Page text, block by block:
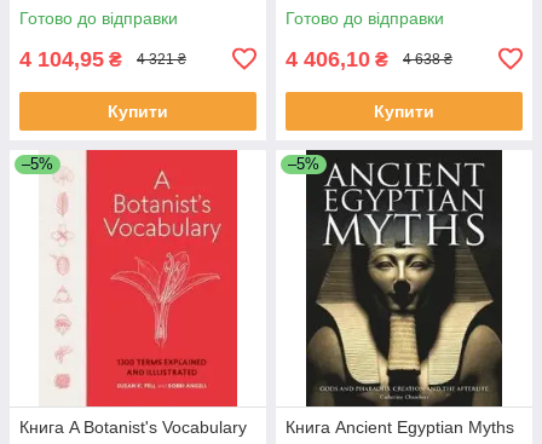
Готово до відправки
4 104,95 ₴ 4 321 ₴
Купити
Готово до відправки
4 406,10 ₴ 4 638 ₴
Купити
–5%
Книга A Botanist's Vocabulary
–5%
Книга Ancient Egyptian Myths